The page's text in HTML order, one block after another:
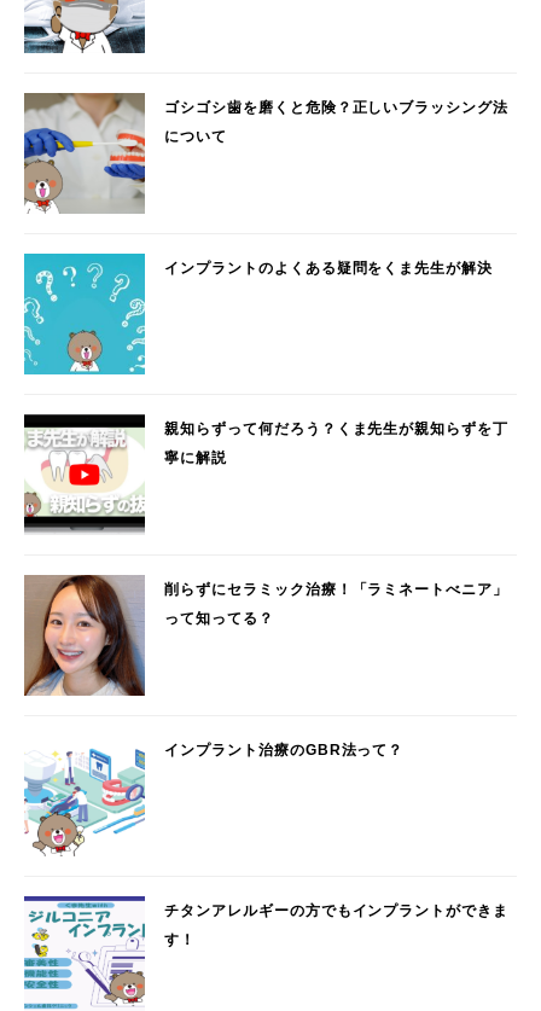
ゴシゴシ歯を磨くと危険？正しいブラッシング法
について
インプラントのよくある疑問をくま先生が解決
親知らずって何だろう？くま先生が親知らずを丁
寧に解説
削らずにセラミック治療！「ラミネートべニア」
って知ってる？
インプラント治療のGBR法って？
チタンアレルギーの方でもインプラントができま
す！